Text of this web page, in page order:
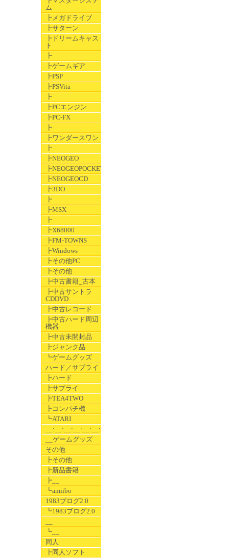
ム
┣メガドライブ
┣サターン
┣ドリームキャス
ト
┣
┣ゲームギア
┣PSP
┣PSVita
┣
┣PCエンジン
┣PC-FX
┣
┣ワンダースワン
┣
┣NEOGEO
┣NEOGEOPOCKET
┣NEOGEOCD
┣3DO
┣
┣MSX
┣
┣X68000
┣FM-TOWNS
┣Windows
┣その他PC
┣その他
┣中古書籍_古本
┣中古サントラ
CDDVD
┣中古レコード
┣中古ハード周辺
機器
┣中古未開封品
┣ジャンク品
┗ゲームグッズ
ハード／サプライ
┣ハード
┣サプライ
┣TEA4TWO
┣コンパチ機
┗ATARI
__:__:__:__:__:__:__
__ゲームグッズ
その他
┣その他
┣新品書籍
┣__
┗amiibo
1983ブログ2.0
┗1983ブログ2.0
┗__
同人
┣同人ソフト